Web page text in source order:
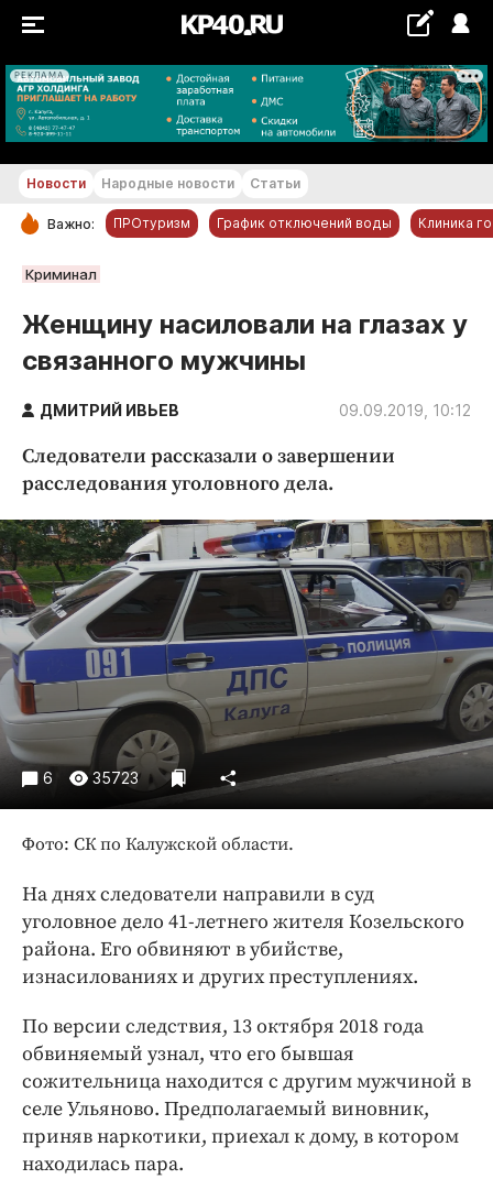
РЕКЛАМА
+29...+30 °С
РУБРИКИ
Новости компаний
Статьи
Народные новости
Благоустройство
Культура
Недвижимость и ЖКХ
Образование
Общество
Погода
Праздники
Происшествия
Спорт
Экономика и бизнес
ПРОЕКТЫ
Блоги
Издания
Медиаперсона
Интересное чтиво
Клиника года
Бренд года
Работодатель года
Новости Народные новости Статьи
Важно: ПРОтуризм График отключений воды Клиника
Криминал
Женщину насиловали на глазах у
связанного мужчины
ДМИТРИЙ ИВЬЕВ 09.09.2019, 10:12
Следователи рассказали о завершении
расследования уголовного дела.
6 35723
Фото: СК по Калужской области.
На днях следователи направили в суд
уголовное дело 41-летнего жителя Козельского
района. Его обвиняют в убийстве,
изнасилованиях и других преступлениях.
По версии следствия, 13 октября 2018 года
обвиняемый узнал, что его бывшая
сожительница находится с другим мужчиной в
селе Ульяново. Предполагаемый виновник,
приняв наркотики, приехал к дому, в котором
находилась пара.